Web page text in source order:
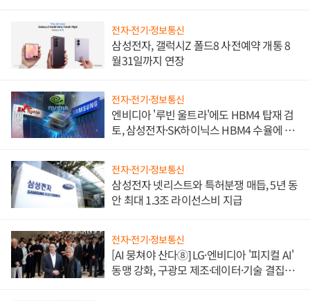
전자·전기·정보통신
삼성전자, 갤럭시Z 폴드8 사전예약 개통 8
월31일까지 연장
전자·전기·정보통신
엔비디아 '루빈 울트라'에도 HBM4 탑재 검
토, 삼성전자·SK하이닉스 HBM4 수율에 주
전자·전기·정보통신
삼성전자 넷리스트와 특허분쟁 매듭, 5년 동
안 최대 1.3조 라이선스비 지급
전자·전기·정보통신
[AI 뭉쳐야 산다⑧] LG·엔비디아 '피지컬 AI'
동맹 강화, 구광모 제조·데이터·기술 결집